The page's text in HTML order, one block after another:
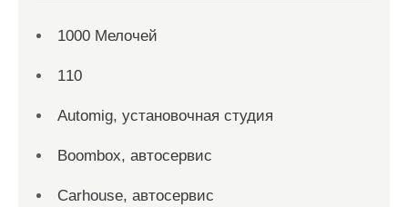
1000 Мелочей
110
Automig, установочная студия
Boombox, автосервис
Carhouse, автосервис